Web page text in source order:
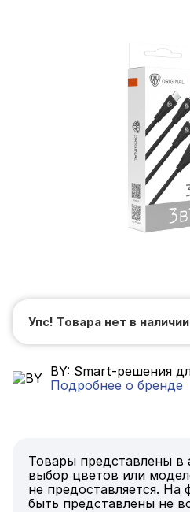
Упс! Товара нет в наличии
BY: Smart-решения
Подробнее о бренде
Товары представлены в
выбор цветов или
не предоставляется. На
быть представлены не